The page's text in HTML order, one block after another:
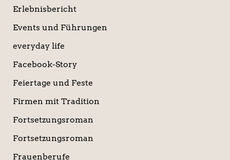
Erlebnisbericht
Events und Führungen
everyday life
Facebook-Story
Feiertage und Feste
Firmen mit Tradition
Fortsetzungsroman
Fortsetzungsroman
Frauenberufe